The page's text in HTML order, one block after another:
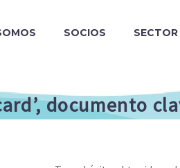
SOCIOS
documento